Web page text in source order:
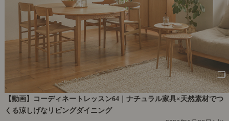
【動画】コーディネートレッスン64｜ナチュラル家具×天然素材でつ
くる涼しげなリビングダイニング